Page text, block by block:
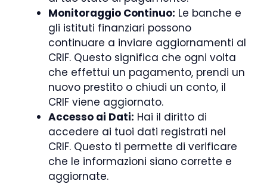
Monitoraggio Continuo: Le banche e
gli istituti finanziari possono
continuare a inviare aggiornamenti al
CRIF. Questo significa che ogni volta
che effettui un pagamento, prendi un
nuovo prestito o chiudi un conto, il
CRIF viene aggiornato.
Accesso ai Dati: Hai il diritto di
accedere ai tuoi dati registrati nel
CRIF. Questo ti permette di verificare
che le informazioni siano corrette e
aggiornate.